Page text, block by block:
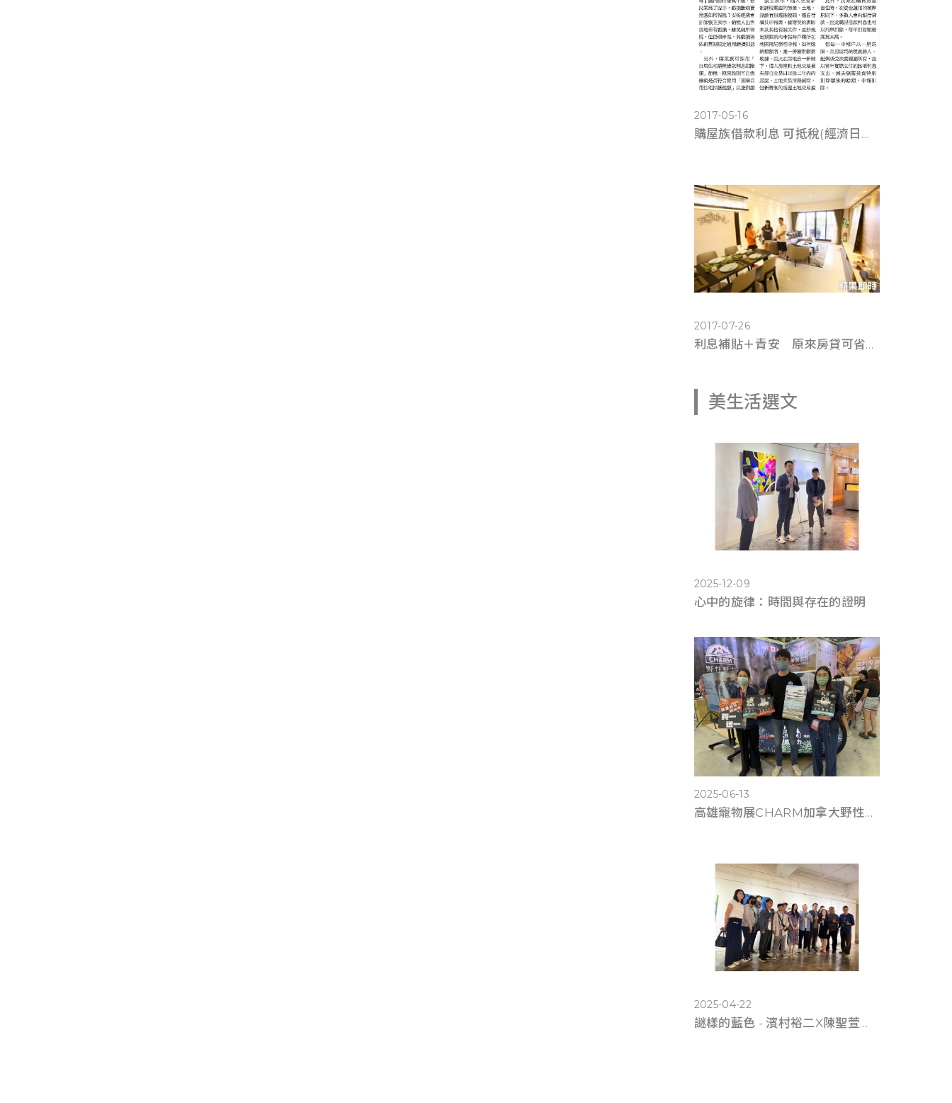
2017-05-16
購屋族借款利息 可抵稅(經濟日報0516)
2017-07-26
利息補貼＋青安 原來房貸可省這麼多錢(蘋果即時0725)
美生活選文
2025-12-09
心中的旋律：時間與存在的證明
2025-06-13
高雄寵物展CHARM加拿大野性魅力滿6千送遊艇體驗
2025-04-22
謎樣的藍色 - 濱村裕二X陳聖萱《雙人展》